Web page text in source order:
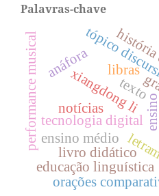
Palavras-chave
ensino
tecnologia digital
texto
educação linguística
xiangdong li
tópico
anáfora
orações
livro didático
ensino médio
performance musical libras
notícias